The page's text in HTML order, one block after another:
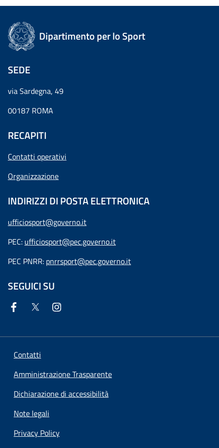
Dipartimento per lo Sport
SEDE
via Sardegna, 49
00187 ROMA
RECAPITI
Contatti operativi
Organizzazione
INDIRIZZI DI POSTA ELETTRONICA
ufficiosport@governo.it
PEC: ufficiosport@pec.governo.it
PEC PNRR: pnrrsport@pec.governo.it
SEGUICI SU
Contatti
Amministrazione Trasparente
Dichiarazione di accessibilità
Note legali
Privacy Policy